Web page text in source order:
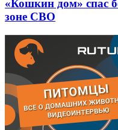
«Кошкин дом» спас
зоне СВО